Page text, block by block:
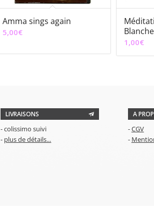
Amma sings again
5,00€
1,00€
LIVRAISONS
- colissimo suivi
- plus de détails...
A
-CGV
-